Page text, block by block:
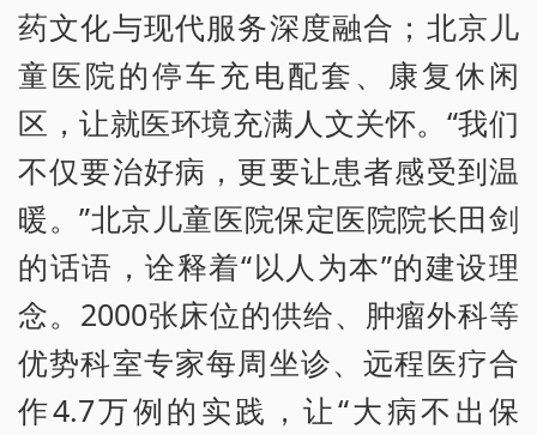
药文化与现代服务深度融合；北京儿
童医院的停车充电配套、康复休闲
区，让就医环境充满人文关怀。“我们
不仅要治好病，更要让患者感受到温
暖。”北京儿童医院保定医院院长田剑
的话语，诠释着“以人为本”的建设理
念。2000张床位的供给、肿瘤外科等
优势科室专家每周坐诊、远程医疗合
作4.7万例的实践，让“大病不出保